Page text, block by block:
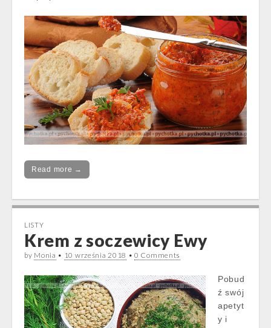
Read more →
LISTY
Krem z soczewicy Ewy
by Monia • 10 września 2018 •0 Comments
Pobud
ź swój
apetyt
y i